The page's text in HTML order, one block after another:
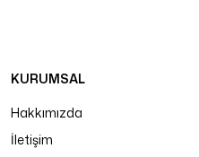
KURUMSAL
Hakkımızda
İletişim